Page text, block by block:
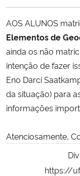
Ministério da Cidadania
Ministério da Saúde
Ministério de Minas e Energia
Ministério do Meio Ambiente
Ministério do Turismo
Ministério do
AOS ALUNOS
Elementos de
ainda os não
intenção de fazer
Eno Darci
da situação) para
informações
Atenciosamente,
https://